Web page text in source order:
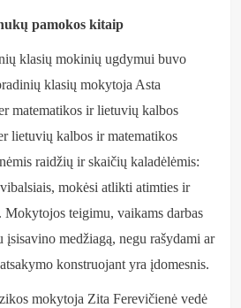
pamokos kitaip
klasių mokinių ugdymui buvo
klasių mokytoja Asta
matematikos ir lietuvių kalbos
lietuvių kalbos ir matematikos
raidžių ir skaičių kaladėlėmis:
mokėsi atlikti atimties ir
Mokytojos teigimu, vaikams darbas
medžiagą, negu rašydami ar
konstruojant yra įdomesnis.
mokytoja Zita Ferevičienė vedė